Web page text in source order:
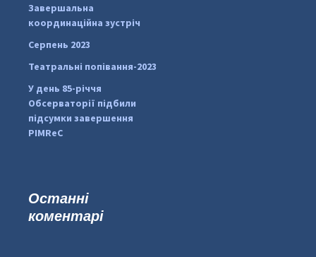
Завершальна
координаційна зустріч
Серпень 2023
Театральні попівання-2023
У день 85-річчя
Обсерваторії підбили
підсумки завершення
PIMReC
Останні
коментарі